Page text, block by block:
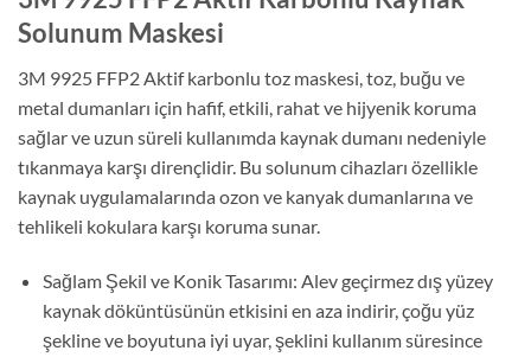
Solunum Maskesi
3M 9925 FFP2 Aktif karbonlu toz maskesi, toz, buğu ve
metal dumanları için hafif, etkili, rahat ve hijyenik koruma
sağlar ve uzun süreli kullanımda kaynak dumanı nedeniyle
tıkanmaya karşı dirençlidir. Bu solunum cihazları özellikle
kaynak uygulamalarında ozon ve kanyak dumanlarına ve
tehlikeli kokulara karşı koruma sunar.
Sağlam Şekil ve Konik Tasarımı: Alev geçirmez dış yüzey
kaynak döküntüsünün etkisini en aza indirir, çoğu yüz
şekline ve boyutuna iyi uyar, şeklini kullanım süresince